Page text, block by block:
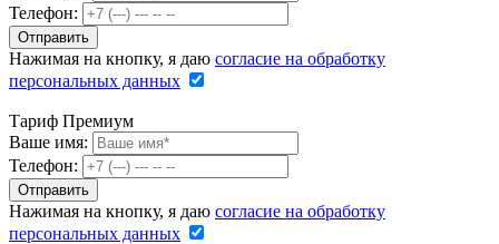
Телефон:
Нажимая на кнопку, я даю согласие на обработку
персональных данных
Тариф Премиум
Ваше имя:
Телефон:
Нажимая на кнопку, я даю согласие на обработку
персональных данных